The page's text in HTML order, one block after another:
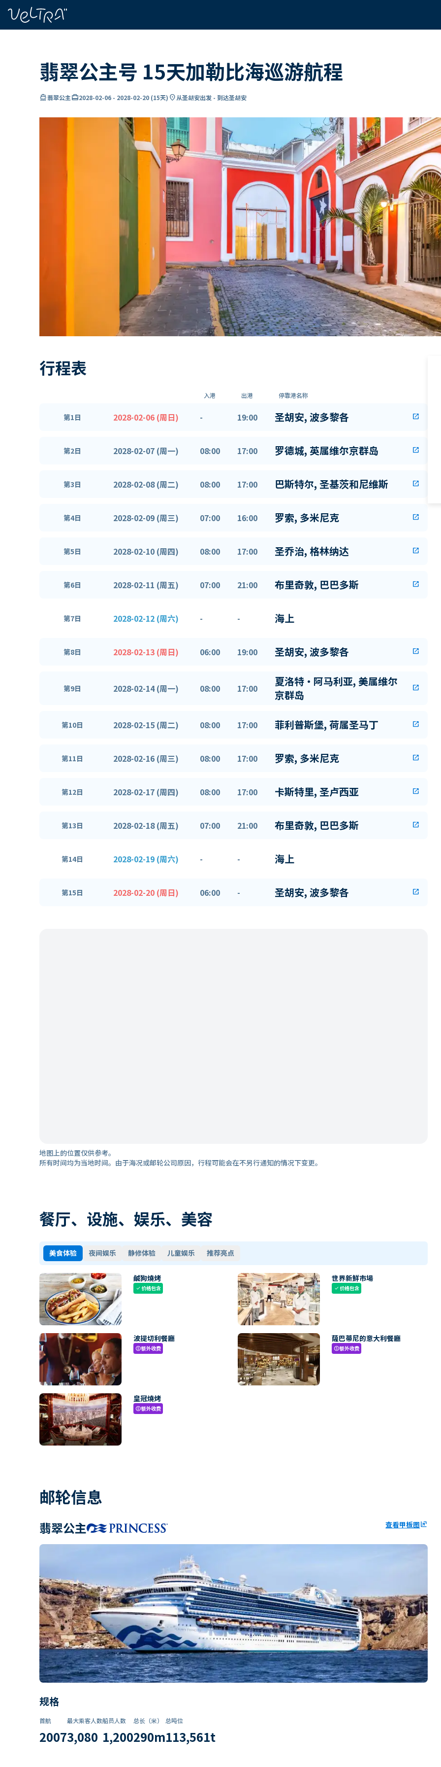
翡翠公主号 15天加勒比海巡游航程
directions_boat翡翠公主card_travel2028-02-06 - 2028-02-20 (15天) location_on从圣胡安出发 - 到达圣胡安
行程表
入港 出港 停靠港名称
第1日 2028-02-06 (周日) - 19:00 圣胡安, 波多黎各 open_in_new
第2日 2028-02-07 (周一) 08:00 17:00 罗德城, 英属维尔京群岛 open_in_new
第3日 2028-02-08 (周二) 08:00 17:00 巴斯特尔, 圣基茨和尼维斯 open_in_new
第4日 2028-02-09 (周三) 07:00 16:00 罗索, 多米尼克 open_in_new
第5日 2028-02-10 (周四) 08:00 17:00 圣乔治, 格林纳达 open_in_new
第6日 2028-02-11 (周五) 07:00 21:00 布里奇敦, 巴巴多斯 open_in_new
第7日 2028-02-12 (周六) - - 海上
第8日 2028-02-13 (周日) 06:00 19:00 圣胡安, 波多黎各 open_in_new
第9日 2028-02-14 (周一) 08:00 17:00
夏洛特·阿马利亚, 美属维尔
京群岛
open_in_new
第10日 2028-02-15 (周二) 08:00 17:00 菲利普斯堡, 荷属圣马丁 open_in_new
第11日 2028-02-16 (周三) 08:00 17:00 罗索, 多米尼克 open_in_new
第12日 2028-02-17 (周四) 08:00 17:00 卡斯特里, 圣卢西亚 open_in_new
第13日 2028-02-18 (周五) 07:00 21:00 布里奇敦, 巴巴多斯 open_in_new
第14日 2028-02-19 (周六) - - 海上
第15日 2028-02-20 (周日) 06:00 - 圣胡安, 波多黎各 open_in_new
地图上的位置仅供参考。
所有时间均为当地时间。由于海况或邮轮公司原因，行程可能会在不另行通知的情况下变更。
餐厅、设施、娱乐、美容
美食体验 夜间娱乐 静修体验 儿童娱乐 推荐亮点
鹹狗燒烤
check价格包含
世界新鮮市場
check价格包含
波提切利餐廳
paid额外收费
薩巴蒂尼的意大利餐廳
paid额外收费
皇冠燒烤
paid额外收费
邮轮信息
翡翠公主 查看甲板图ungroup
规格
首航
2007
最大乘客人数
3,080
船员人数
1,200
总长（米）
290m
总吨位
113,561t